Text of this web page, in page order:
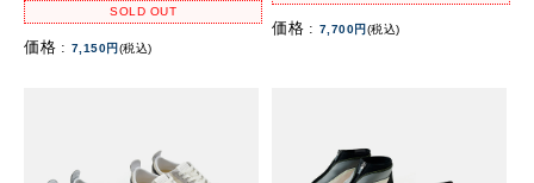
SOLD OUT
価格 : 7,150円(税込)
価格 : 7,700円(税込)